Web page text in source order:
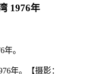
1976年
。
年。【摄影：